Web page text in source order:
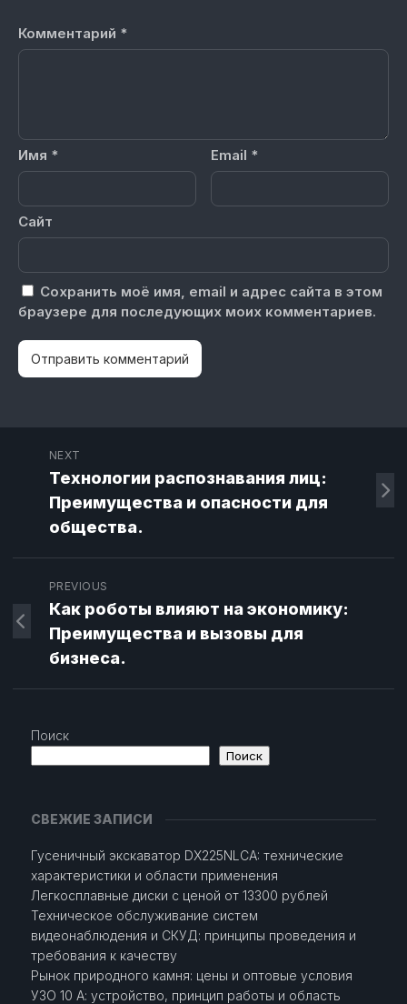
Комментарий *
Имя * Email *
Сайт
Сохранить моё имя, email и адрес сайта в этом
браузере для последующих моих комментариев.
NEXT
Технологии распознавания лиц:
Преимущества и опасности для
общества.
PREVIOUS
Как роботы влияют на экономику:
Преимущества и вызовы для
бизнеса.
Поиск
Поиск
СВЕЖИЕ ЗАПИСИ
Гусеничный экскаватор DX225NLCA: технические
характеристики и области применения
Легкосплавные диски с ценой от 13300 рублей
Техническое обслуживание систем
видеонаблюдения и СКУД: принципы проведения и
требования к качеству
Рынок природного камня: цены и оптовые условия
УЗО 10 А: устройство, принцип работы и область